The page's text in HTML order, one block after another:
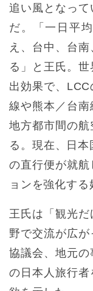
追い風となっ
だ。「一日平
え、台中、台
る」と王氏。
出効果で、
線や熊本／台
地方都市間の
る。現在、日
の直行便が就
ョンを強化する
王氏は「観光
野で交流が広
協議会、地元の
の日本人旅行